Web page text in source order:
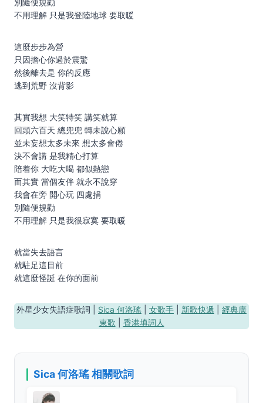
別隨便規勸
不用理解 只是我登陸地球 要取暖
這麼步步為營
只因擔心你過於震驚
然後離去是 你的反應
逃到荒野 沒背影
其實我想 大笑特笑 講笑就算
回頭六百天 總兜兜 轉未說心願
並未妄想太多未來 想太多會倦
決不會講 是我精心打算
陪着你 大吃大喝 都似熱戀
而其實 當個友伴 就永不說穿
我會在旁 開心玩 四處捐
別隨便規勸
不用理解 只是我很寂寞 要取暖
就當失去語言
就駐足這目前
就這麼怪誕 在你的面前
外星少女失語症歌詞 | Sica 何洛瑤 女歌手 新歌快遞
經典廣
東歌
香港填詞人
Sica 何洛瑤 相關歌詞